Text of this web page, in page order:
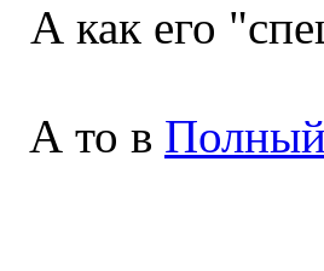
А как его
А то в